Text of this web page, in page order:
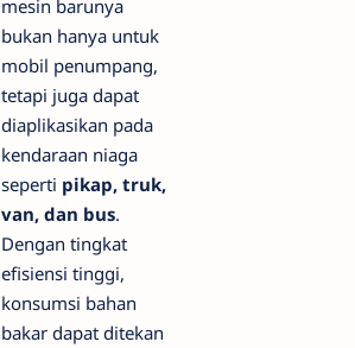
mesin barunya
bukan hanya untuk
mobil penumpang,
tetapi juga dapat
diaplikasikan pada
kendaraan niaga
seperti pikap, truk,
van, dan bus.
Dengan tingkat
efisiensi tinggi,
konsumsi bahan
bakar dapat ditekan